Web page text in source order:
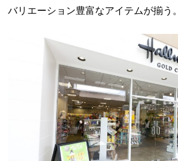
バリエーション豊富なアイテムが揃う。